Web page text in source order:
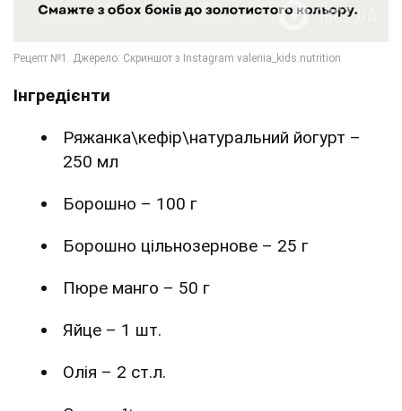
Інгредієнти
Ряжанка\кефір\натуральний йогурт –
250 мл
Борошно – 100 г
Борошно цільнозернове – 25 г
Пюре манго – 50 г
Яйце – 1 шт.
Олія – 2 ст.л.